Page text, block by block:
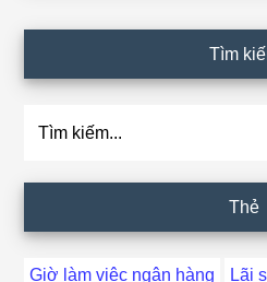
Tìm
Thẻ
Giờ làm việc ngân hàng Lãi